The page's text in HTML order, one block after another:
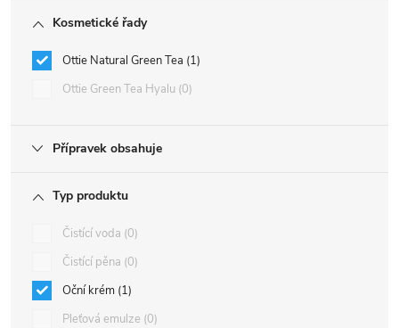
Kosmetické řady
Ottie Natural Green Tea 1
Ottie Green Tea Hyalu 0
Přípravek obsahuje
Typ produktu
Čistící voda 0
Čistící pěna 0
Oční krém 1
Pleťová emulze 0